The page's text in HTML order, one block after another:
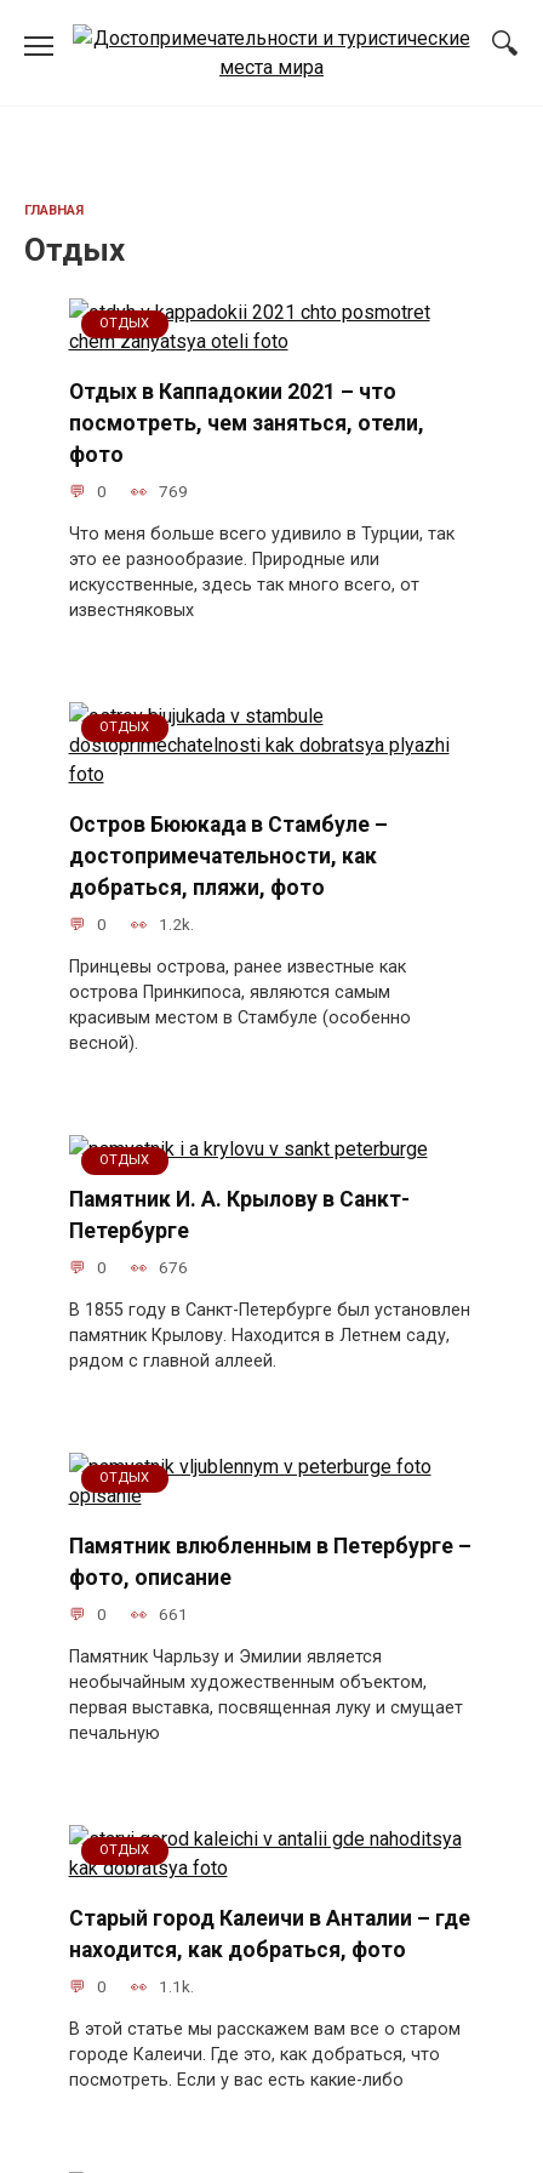
ГЛАВНАЯ
Отдых
ОТДЫХ
Отдых в Каппадокии 2021 – что
посмотреть, чем заняться, отели,
фото
0 769
Что меня больше всего удивило в Турции, так
это ее разнообразие. Природные или
искусственные, здесь так много всего, от
известняковых
ОТДЫХ
Остров Бююкада в Стамбуле –
достопримечательности, как
добраться, пляжи, фото
0 1.2k.
Принцевы острова, ранее известные как
острова Принкипоса, являются самым
красивым местом в Стамбуле (особенно
весной).
ОТДЫХ
Памятник И. А. Крылову в Санкт-
Петербурге
0 676
В 1855 году в Санкт-Петербурге был установлен
памятник Крылову. Находится в Летнем саду,
рядом с главной аллеей.
ОТДЫХ
Памятник влюбленным в Петербурге –
фото, описание
0 661
Памятник Чарльзу и Эмилии является
необычайным художественным объектом,
первая выставка, посвященная луку и смущает
печальную
ОТДЫХ
Старый город Калеичи в Анталии – где
находится, как добраться, фото
0 1.1k.
В этой статье мы расскажем вам все о старом
городе Калеичи. Где это, как добраться, что
посмотреть. Если у вас есть какие-либо